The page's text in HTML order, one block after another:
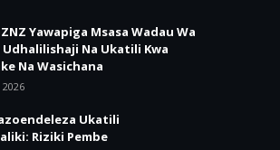
Yawapiga Msasa Wadau Wa
Na Ukatili Kwa
Na Wasichana
Ukatili
Riziki Pembe